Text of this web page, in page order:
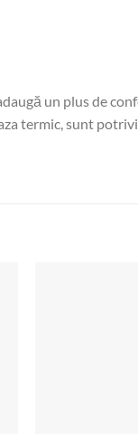
un plus de
termic, sunt